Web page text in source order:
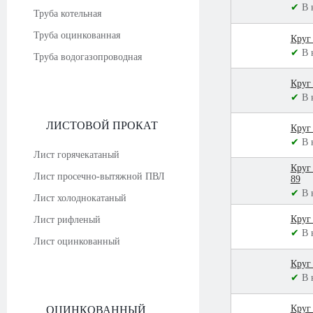
Труба котельная
Труба оцинкованная
Труба водогазопроводная
ЛИСТОВОЙ ПРОКАТ
Лист горячекатаный
Лист просечно-вытяжной ПВЛ
Лист холоднокатаный
Лист рифленый
Лист оцинкованный
ОЦИНКОВАННЫЙ
✔ В
✔ В
✔ В
✔ В
89
✔ В
✔ В
✔ В